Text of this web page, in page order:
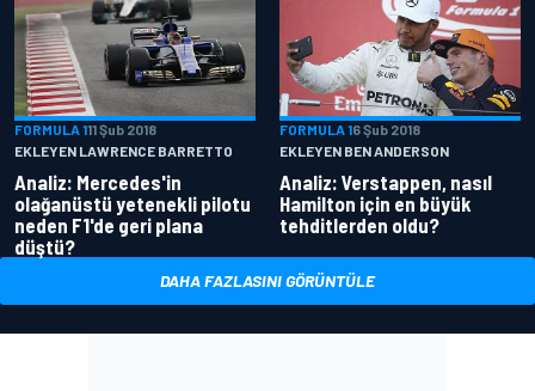
FORMULA 111 Şub 2018
EKLEYEN LAWRENCE BARRETTO
Analiz: Mercedes'in
olağanüstü yetenekli pilotu
neden F1'de geri plana
düştü?
FORMULA 16 Şub 2018
EKLEYEN BEN ANDERSON
Analiz: Verstappen, nasıl
Hamilton için en büyük
tehditlerden oldu?
DAHA FAZLASINI GÖRÜNTÜLE